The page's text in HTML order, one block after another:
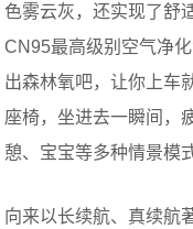
色雾云灰，还实现了舒
CN95最高级别空气净
出森林氧吧，让你上车
座椅，坐进去一瞬间，
憩、宝宝等多种情景模
向来以长续航、真续航